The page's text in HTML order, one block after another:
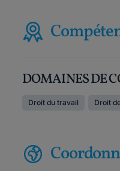
DOMAINES DE
Droit du travail Droit